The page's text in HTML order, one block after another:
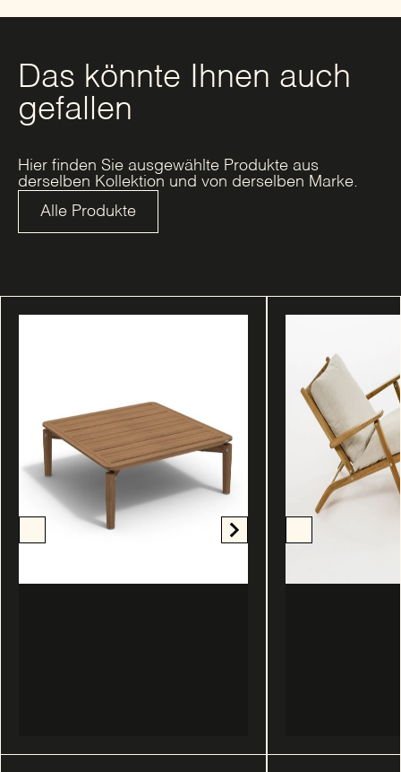
Das könnte Ihnen auch
gefallen
Hier finden Sie ausgewählte Produkte aus
derselben Kollektion und von derselben Marke.
Alle Produkte